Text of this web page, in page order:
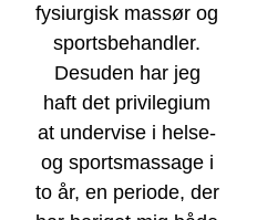
fysiurgisk massør og
sportsbehandler.
Desuden har jeg
haft det privilegium
at undervise i helse-
og sportsmassage i
to år, en periode, der